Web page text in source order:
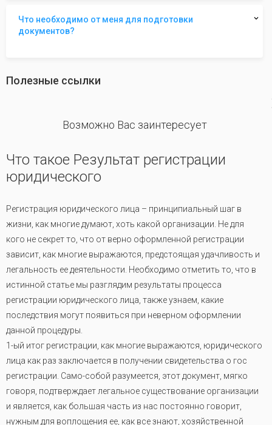
Что необходимо от меня для подготовки
документов?
Полезные ссылки
Возможно Вас заинтересует
Что такое Результат регистрации
юридического
Регистрация юридического лица – принципиальный шаг в
жизни, как многие думают, хоть какой организации. Не для
кого не секрет то, что от верно оформленной регистрации
зависит, как многие выражаются, предстоящая удачливость и
легальность ее деятельности. Необходимо отметить то, что в
истинной статье мы разглядим результаты процесса
регистрации юридического лица, также узнаем, какие
последствия могут появиться при неверном оформлении
данной процедуры.
1-ый итог регистрации, как многие выражаются, юридического
лица как раз заключается в получении свидетельства о гос
регистрации. Само-собой разумеется, этот документ, мягко
говоря, подтверждает легальное существование организации
и является, как большая часть из нас постоянно говорит,
нужным для воплощения ее, как все знают, хозяйственной